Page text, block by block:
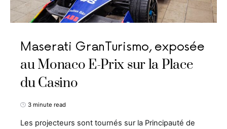
Maserati GranTurismo, exposée
au Monaco E-Prix sur la Place
du Casino
3 minute read
Les projecteurs sont tournés sur la Principauté de